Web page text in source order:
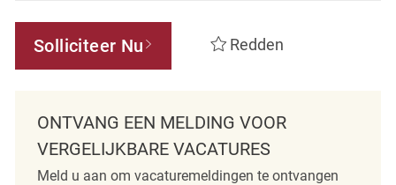
Solliciteer Nu Redden
ONTVANG EEN MELDING VOOR
VERGELIJKBARE VACATURES
Meld u aan om vacaturemeldingen te ontvangen